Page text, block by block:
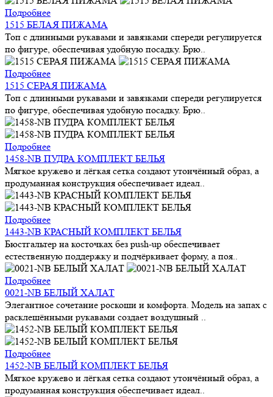
Подробнее
1515 БЕЛАЯ ПИЖАМА
Топ с длинными рукавами и завязками спереди регулируется
по фигуре, обеспечивая удобную посадку. Брю..
Подробнее
1515 СЕРАЯ ПИЖАМА
Топ с длинными рукавами и завязками спереди регулируется
по фигуре, обеспечивая удобную посадку. Брю..
Подробнее
1458-NB ПУДРА КОМПЛЕКТ БЕЛЬЯ
Мягкое кружево и лёгкая сетка создают утончённый образ, а
продуманная конструкция обеспечивает идеал..
Подробнее
1443-NB КРАСНЫЙ КОМПЛЕКТ БЕЛЬЯ
Бюстгальтер на косточках без push-up обеспечивает
естественную поддержку и подчёркивает форму, а поя..
Подробнее
0021-NB БЕЛЫЙ ХАЛАТ
Элегантное сочетание роскоши и комфорта. Модель на запах с
расклешёнными рукавами создает воздушный ..
Подробнее
1452-NB БЕЛЫЙ КОМПЛЕКТ БЕЛЬЯ
Мягкое кружево и лёгкая сетка создают утончённый образ, а
продуманная конструкция обеспечивает идеал..